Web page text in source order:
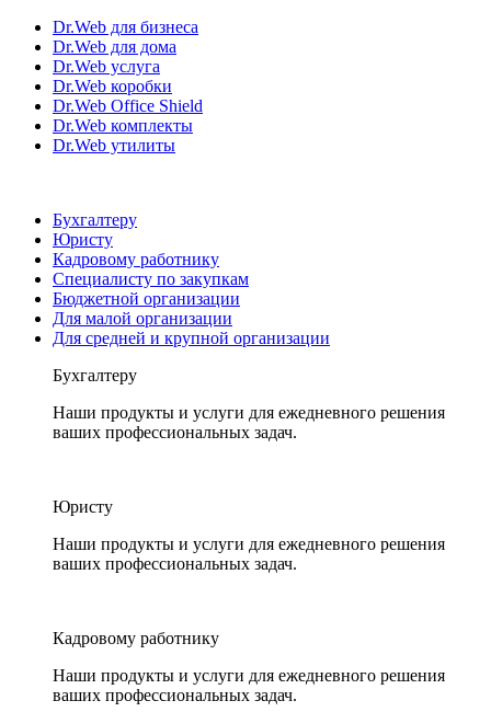
Dr.Web для бизнеса
Dr.Web для дома
Dr.Web услуга
Dr.Web коробки
Dr.Web Office Shield
Dr.Web комплекты
Dr.Web утилиты
Бухгалтеру
Юристу
Кадровому работнику
Специалисту по закупкам
Бюджетной организации
Для малой организации
Для средней и крупной организации
Бухгалтеру
Наши продукты и услуги для ежедневного решения
ваших профессиональных задач.
Юристу
Наши продукты и услуги для ежедневного решения
ваших профессиональных задач.
Кадровому работнику
Наши продукты и услуги для ежедневного решения
ваших профессиональных задач.